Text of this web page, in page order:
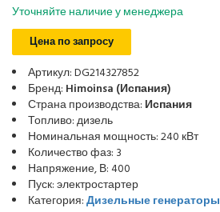
Уточняйте наличие у менеджера
Цена по запросу
Артикул: DG214327852
Бренд: Himoinsa (Испания)
Страна производства: Испания
Топливо: дизель
Номинальная мощность: 240 кВт
Количество фаз: 3
Напряжение, В: 400
Пуск: электростартер
Категория:Дизельные генераторы